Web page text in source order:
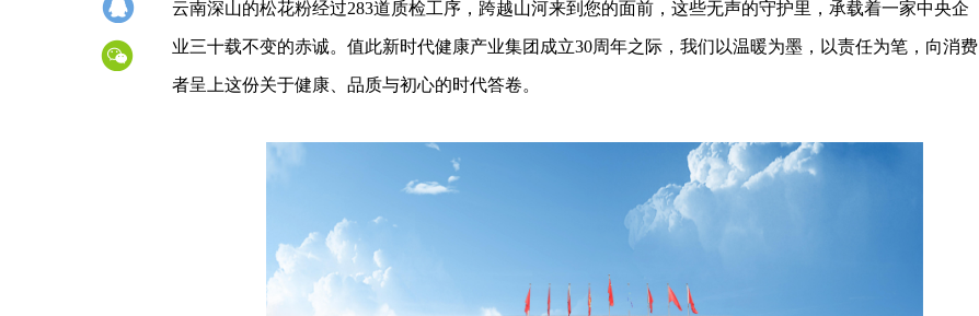
云南深山的松花粉经过283道质检工序，跨越山河来到您的面前，这些无声的守护里，承载着一家中央企
业三十载不变的赤诚。值此新时代健康产业集团成立30周年之际，我们以温暖为墨，以责任为笔，向消费
者呈上这份关于健康、品质与初心的时代答卷。